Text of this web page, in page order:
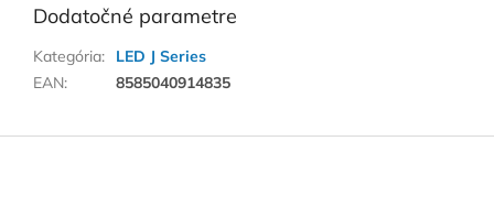
Dodatočné parametre
Kategória:
LED J Series
EAN: 8585040914835